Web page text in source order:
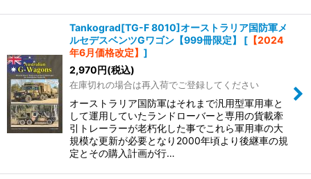
Tankograd[TG-F 8010]オーストラリア国防軍メ
ルセデスベンツGワゴン【999冊限定】
[ 【2024
年6月価格改定】 ]
2,970円(税込)
在庫切れの場合は再入荷でご登録してください
オーストラリア国防軍はそれまで汎用型軍用車と
して運用していたランドローバーと専用の貨載牽
引トレーラーが老朽化した事でこれら軍用車の大
規模な更新が必要となり2000年頃より後継車の規
定とその購入計画が行…